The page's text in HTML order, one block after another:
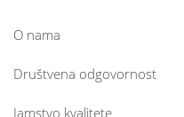
O nama
Društvena odgovornost
Jamstvo kvalitete